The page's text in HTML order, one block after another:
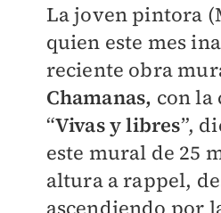
La joven pintora
quien este mes
reciente obra
Chamanas, con la
“Vivas y libres”,
este mural de 25
altura a rappel,
ascendiendo por